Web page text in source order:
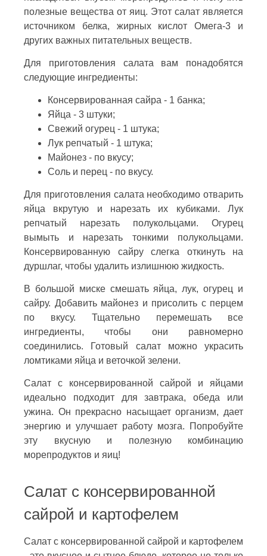
полезные вещества от яиц. Этот салат является
источником белка, жирных кислот Омега-3 и
других важных питательных веществ.
Для приготовления салата вам понадобятся
следующие ингредиенты:
Консервированная сайра - 1 банка;
Яйца - 3 штуки;
Свежий огурец - 1 штука;
Лук репчатый - 1 штука;
Майонез - по вкусу;
Соль и перец - по вкусу.
Для приготовления салата необходимо отварить
яйца вкрутую и нарезать их кубиками. Лук
репчатый нарезать полукольцами. Огурец
вымыть и нарезать тонкими полукольцами.
Консервированную сайру слегка откинуть на
дуршлаг, чтобы удалить излишнюю жидкость.
В большой миске смешать яйца, лук, огурец и
сайру. Добавить майонез и присолить с перцем
по вкусу. Тщательно перемешать все
ингредиенты, чтобы они равномерно
соединились. Готовый салат можно украсить
ломтиками яйца и веточкой зелени.
Салат с консервированной сайрой и яйцами
идеально подходит для завтрака, обеда или
ужина. Он прекрасно насыщает организм, дает
энергию и улучшает работу мозга. Попробуйте
эту вкусную и полезную комбинацию
морепродуктов и яиц!
Салат с консервированной
сайрой и картофелем
Салат с консервированной сайрой и картофелем